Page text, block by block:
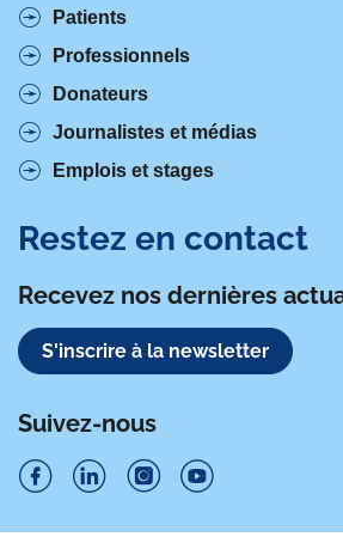
Patients
Professionnels
Donateurs
Journalistes et médias
Emplois et stages
Restez en contact
Recevez nos dernières
S'inscrire à la newsletter
Suivez-nous